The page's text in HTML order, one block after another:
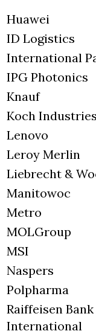
Huawei
ID Logistics
International
IPG Photonics
Knauf
Koch
Lenovo
Leroy Merlin
Liebrecht &
Manitowoc
Metro
MOLGroup
MSI
Naspers
Polpharma
Raiffeisen Bank
International